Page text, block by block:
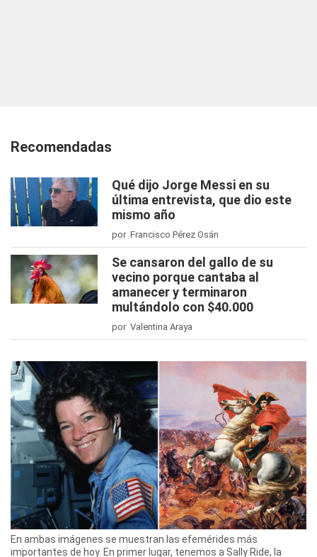
Recomendadas
Qué dijo Jorge Messi en su
última entrevista, que dio este
mismo año
por Francisco Pérez Osán
Se cansaron del gallo de su
vecino porque cantaba al
amanecer y terminaron
multándolo con $40.000
por Valentina Araya
En ambas imágenes se muestran las efemérides más
importantes de hoy. En primer lugar, tenemos a Sally Ride, la